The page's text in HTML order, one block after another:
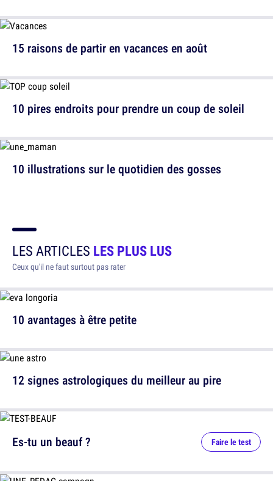
10 pires endroits pour prendre un coup de soleil
15 raisons de partir en vacances en août
10 illustrations sur le quotidien des gosses
LES ARTICLES LES PLUS LUS
Ceux qu'il ne faut surtout pas rater
10 avantages à être petite
12 signes astrologiques du meilleur au pire
Es-tu un beauf ? Faire le test